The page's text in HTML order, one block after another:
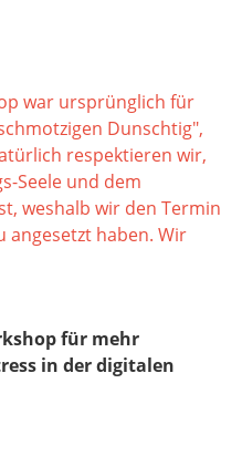
war ursprünglich für
Dunschtig",
respektieren wir,
Seele und dem
weshalb wir den Termin
angesetzt haben. Wir
für mehr
in der digitalen